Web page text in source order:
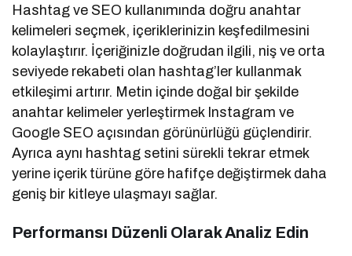
Hashtag ve SEO kullanımında doğru anahtar
kelimeleri seçmek, içeriklerinizin keşfedilmesini
kolaylaştırır. İçeriğinizle doğrudan ilgili, niş ve orta
seviyede rekabeti olan hashtag’ler kullanmak
etkileşimi artırır. Metin içinde doğal bir şekilde
anahtar kelimeler yerleştirmek Instagram ve
Google SEO açısından görünürlüğü güçlendirir.
Ayrıca aynı hashtag setini sürekli tekrar etmek
yerine içerik türüne göre hafifçe değiştirmek daha
geniş bir kitleye ulaşmayı sağlar.
Performansı Düzenli Olarak Analiz Edin